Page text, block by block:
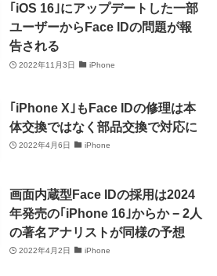
｢iOS 16｣にアップデートした一部
ユーザーからFace IDの問題が報
告される
2022年11月3日 iPhone
｢iPhone X｣もFace IDの修理は本
体交換ではなく部品交換で対応に
2022年4月6日 iPhone
画面内蔵型Face IDの採用は2024
年発売の｢iPhone 16｣からか − 2人
の著名アナリストが同様の予想
2022年4月2日 iPhone